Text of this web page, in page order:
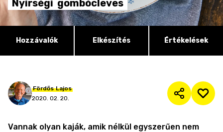
Nyírségi gombócleves
Hozzávalók Elkészítés Értékelések
Fördős Lajos
2020. 02. 20.
Vannak olyan kaják, amik nélkül egyszerűen nem